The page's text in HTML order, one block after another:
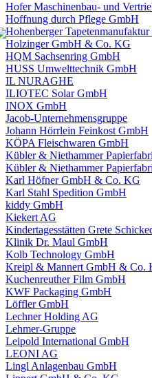
Hofer Maschinenbau- und
Hoffnung durch Pflege GmbH
Hohenberger
Holzinger GmbH & Co. KG
HQM Sachsenring GmbH
HUSS Umwelttechnik GmbH
IL NURAGHE
ILIOTEC Solar GmbH
INOX GmbH
Jacob-Unternehmensgruppe
Johann Hörrlein Feinkost GmbH
KÖPA Fleischwaren GmbH
Kübler & Niethammer
Kübler & Niethammer
Karl Höfner GmbH & Co. KG
Karl Stahl Spedition GmbH
kiddy GmbH
Kiekert AG
Kindertagesstätten Grete
Klinik Dr. Maul GmbH
Kolb Technology GmbH
Kreipl & Mannert GmbH & Co.
Kuchenreuther Film GmbH
KWF Packaging GmbH
Löffler GmbH
Lechner Holding AG
Lehmer-Gruppe
Leipold International GmbH
LEONI AG
Lingl Anlagenbau GmbH